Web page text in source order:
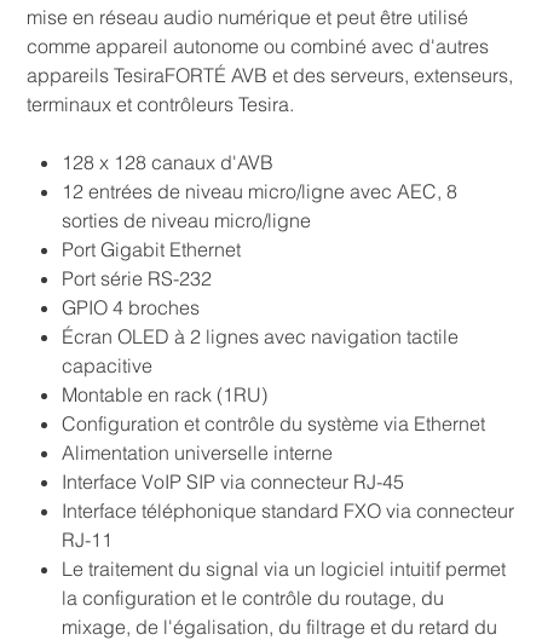
mise en réseau audio numérique et peut être utilisé
comme appareil autonome ou combiné avec d'autres
appareils TesiraFORTÉ AVB et des serveurs, extenseurs,
terminaux et contrôleurs Tesira.
128 x 128 canaux d'AVB
12 entrées de niveau micro/ligne avec AEC, 8
sorties de niveau micro/ligne
Port Gigabit Ethernet
Port série RS-232
GPIO 4 broches
Écran OLED à 2 lignes avec navigation tactile
capacitive
Montable en rack (1RU)
Configuration et contrôle du système via Ethernet
Alimentation universelle interne
Interface VoIP SIP via connecteur RJ-45
Interface téléphonique standard FXO via connecteur
RJ-11
Le traitement du signal via un logiciel intuitif permet
la configuration et le contrôle du routage, du
mixage, de l'égalisation, du filtrage et du retard du